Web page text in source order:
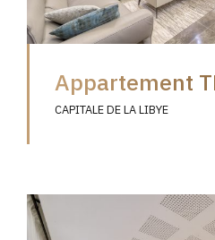
Appartement
CAPITALE DE LA LIBYE